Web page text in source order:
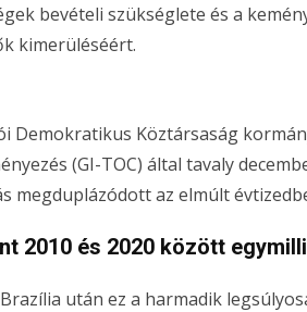
bevételi szükséglete és a
kimerüléséért.
Demokratikus Köztársaság
(GI-TOC) által tavaly
megduplázódott az elmúlt
2010 és 2020 között
után ez a harmadik